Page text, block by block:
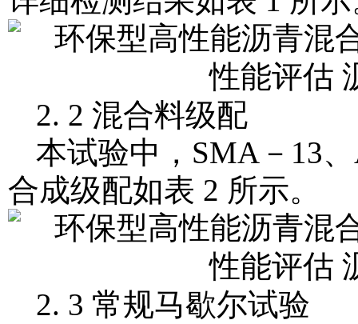
2. 2 混合料级配
本试验中，SMA－13
合成级配如表 2 所示。
2. 3 常规马歇尔试验